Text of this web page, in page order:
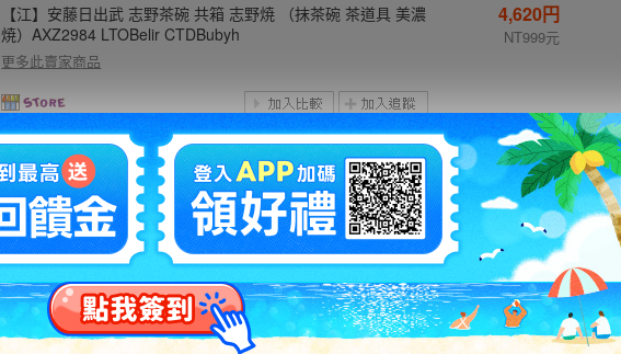
【江】安藤日出武 志野茶碗 共箱 志野焼 （抹茶碗 茶道具 美濃
焼）AXZ2984 LTOBelir CTDBubyh
更多此賣家商品
4,620円
NT999元
【 鈴木蔵 】最上位作 志野茶碗 人間国宝 共箱(安藤箱) 保証
更多此賣家商品
25,000円
NT5410元
【LIG】幕末名陶 加藤春岱 織部茶入 銘:松風 表千家12代惺斎
書付箱 仕覆付 茶道具 茶器 古美術品 2607.777
8,140円
NT1761元